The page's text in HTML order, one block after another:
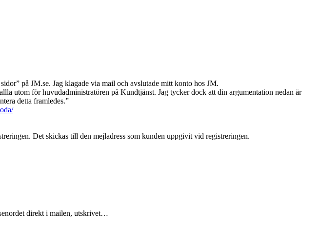
på JM.se. Jag klagade via mail och avslutade mitt konto hos JM.
utom för huvudadministratören på Kundtjänst. Jag tycker dock att din argumentation nedan är
detta framledes.”
Det skickas till den mejladress som kunden uppgivit vid registreringen.
direkt i mailen, utskrivet…